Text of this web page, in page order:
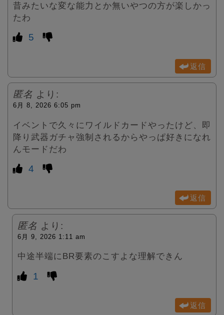
昔みたいな変な能力とか無いやつの方が楽しかっ
たわ
5
返信
匿名 より:
6月 8, 2026 6:05 pm
イベントで久々にワイルドカードやったけど、即
降り武器ガチャ強制されるからやっぱ好きになれ
んモードだわ
4
返信
匿名 より:
6月 9, 2026 1:11 am
中途半端にBR要素のこすよな理解できん
1
返信